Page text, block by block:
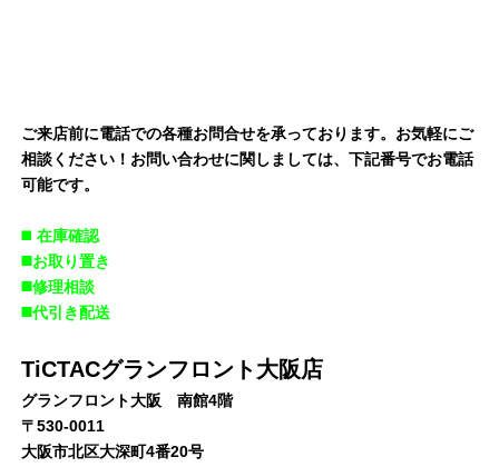
ご来店前に電話での各種お問合せを承っております。お気軽にご
相談ください！お問い合わせに関しましては、下記番号でお電話
可能です。
◼️ 在庫確認
◼️お取り置き
◼️修理相談
◼️代引き配送
TiCTACグランフロント大阪店
グランフロント大阪 南館4階
〒530-0011
大阪市北区大深町4番20号